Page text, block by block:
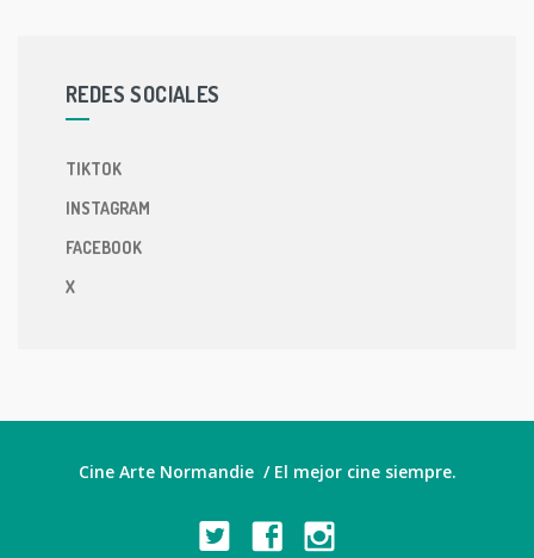
REDES SOCIALES
TIKTOK
INSTAGRAM
FACEBOOK
X
Cine Arte Normandie / El mejor cine siempre.